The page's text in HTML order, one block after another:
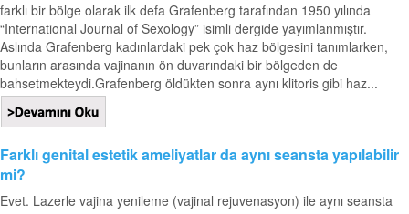
farklı bir bölge olarak ilk defa Grafenberg tarafından 1950 yılında
“International Journal of Sexology” isimli dergide yayımlanmıştır.
Aslında Grafenberg kadınlardaki pek çok haz bölgesini tanımlarken,
bunların arasında vajinanın ön duvarındaki bir bölgeden de
bahsetmekteydi.Grafenberg öldükten sonra aynı klitoris gibi haz...
Farklı genital estetik ameliyatlar da aynı seansta yapılabilir
mi?
Evet. Lazerle vajina yenileme (vajinal rejuvenasyon) ile aynı seansta